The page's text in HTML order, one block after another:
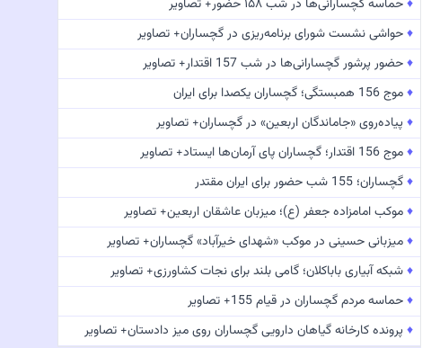
♦حماسه گچسارانی‌ها در شب ۱۵۸ حضور+ تصاویر
♦حواشی نشست شورای برنامه‌ریزی در گچساران+ تصاویر
♦حضور پرشور گچسارانی‌ها در شب 157 اقتدار+ تصاویر
♦موج 156 همبستگی؛ گچساران یکصدا برای ایران
♦ پیاده‌روی «جاماندگان اربعین» در گچساران+ تصاویر
♦موج 156 اقتدار؛ گچساران پای آرمان‌ها ایستاد+ تصاویر
♦گچساران؛ 155 شب حضور برای ایران مقتدر
♦موکب امامزاده جعفر (ع)؛ میزبان عاشقان اربعین+ تصاویر
♦میزبانی حسینی در موکب «شهدای خیرآباد» گچساران+ تصاویر
♦شبکه آبیاری باباکلان؛ گامی بلند برای نجات کشاورزی+ تصاویر
♦حماسه مردم گچساران در قیام 155+ تصاویر
♦ پرونده کارخانه گیاهان دارویی گچساران روی میز دادستان+ تصاویر